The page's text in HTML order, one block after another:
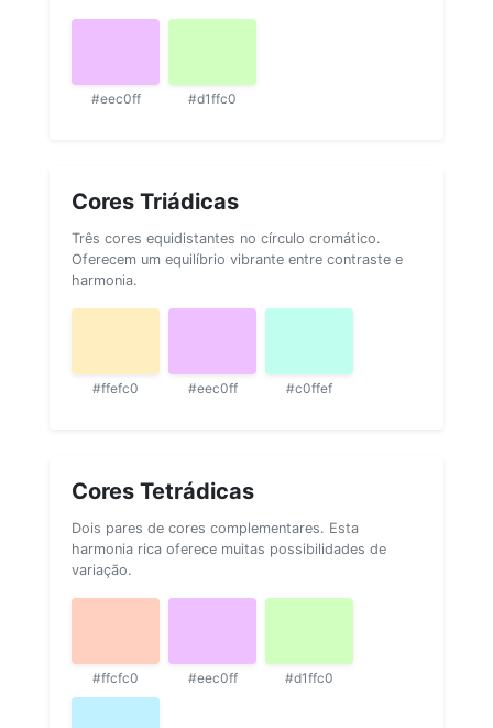
#eec0ff #d1ffc0
Cores Triádicas
Três cores equidistantes no círculo cromático.
Oferecem um equilíbrio vibrante entre contraste e
harmonia.
#ffefc0 #eec0ff #c0ffef
Cores Tetrádicas
Dois pares de cores complementares. Esta
harmonia rica oferece muitas possibilidades de
variação.
#ffcfc0 #eec0ff #d1ffc0